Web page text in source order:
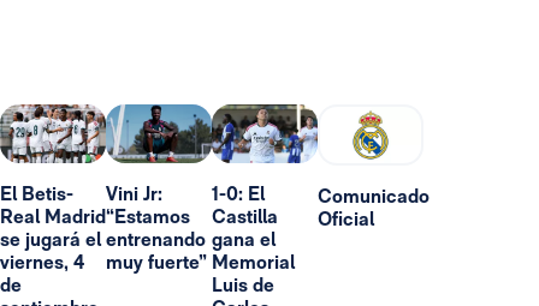
El Betis-
Real Madrid
se jugará el
viernes, 4
de
Vini Jr:
“Estamos
entrenando
muy fuerte”
1-0: El
Castilla
gana el
Memorial
Luis de
Comunicado
Oficial